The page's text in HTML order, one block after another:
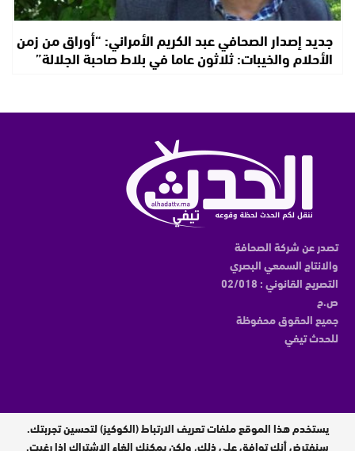
جديد إصدار الصحافي عبد الكريم الأمراني: “أوراق من زمن
الأحلام والخيبات: ثلاثون عاما في بلاط صاحبة الجلالة”
تصدر عن شركة الصحافة
والانتاج السمعي البصري
التصريح القانوني : 02/018
ص.ح
جميع الحقوق محفوظة
للحدث تيفي
مدير النشر : عبدالقادر الوالي
يستخدم هذا الموقع ملفات تعريف الارتباط (الكوكيز) لتحسين تجربتك.
سنفترض أنك توافق على ذلك، ولكن يمكنك إلغاء الاشتراك إذا رغبت.